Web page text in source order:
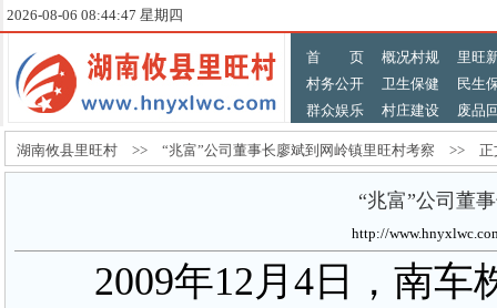
2026-08-06 08:44:47 星期四
首 页 概况村规
里旺
村务公开
卫生保健
民生
群众娱乐
村庄建设 废品
湖南攸县里旺村 >> “兆富”公司董事长廖斌到网岭镇里旺村考察 >> 正
“兆富”公司董
http://
2009年12月4日，南车